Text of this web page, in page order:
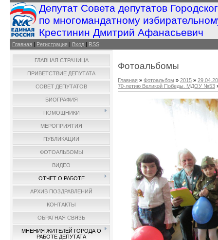
Депутат Совета депутатов
по многомандатному
Крестинин Дмитрий Афанасьевич
Главная | Регистрация | Вход | RSS
ГЛАВНАЯ СТРАНИЦА
ПРИВЕТСТВИЕ ДЕПУТАТА
СОВЕТ ДЕПУТАТОВ
БИОГРАФИЯ
ПОМОЩНИКИ
МЕРОПРИЯТИЯ
ПУБЛИКАЦИИ
ФОТОАЛЬБОМЫ
ВИДЕО
ОТЧЕТ О РАБОТЕ
АРХИВ ПОЗДРАВЛЕНИЙ
КОНТАКТЫ
ОБРАТНАЯ СВЯЗЬ
МНЕНИЯ ЖИТЕЛЕЙ ГОРОДА О
РАБОТЕ ДЕПУТАТА
Фотоальбомы
Главная » Фотоальбом » 2015 »
70-летию Великой Победы. МДОУ №53